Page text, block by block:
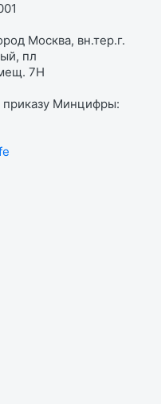
Москва, вн.тер.г.
пл
7Н
приказу Минцифры: